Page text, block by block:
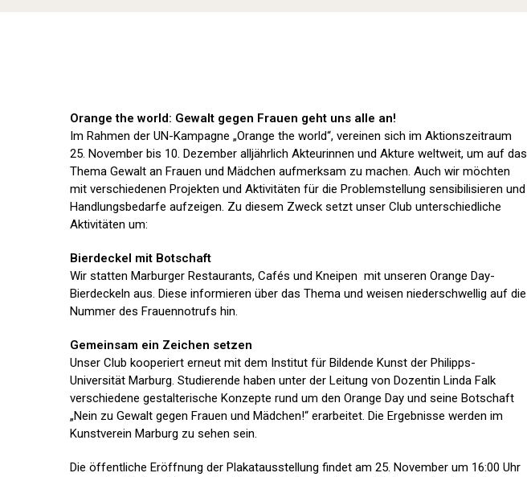
Orange the world: Gewalt gegen Frauen geht uns alle an!
Im Rahmen der UN-Kampagne „Orange the world“, vereinen sich im Aktionszeitraum
25. November bis 10. Dezember alljährlich Akteurinnen und Akture weltweit, um auf das
Thema Gewalt an Frauen und Mädchen aufmerksam zu machen. Auch wir möchten
mit verschiedenen Projekten und Aktivitäten für die Problemstellung sensibilisieren und
Handlungsbedarfe aufzeigen. Zu diesem Zweck setzt unser Club unterschiedliche
Aktivitäten um:
Bierdeckel mit Botschaft
Wir statten Marburger Restaurants, Cafés und Kneipen mit unseren Orange Day-
Bierdeckeln aus. Diese informieren über das Thema und weisen niederschwellig auf die
Nummer des Frauennotrufs hin.
Gemeinsam ein Zeichen setzen
Unser Club kooperiert erneut mit dem Institut für Bildende Kunst der Philipps-
Universität Marburg. Studierende haben unter der Leitung von Dozentin Linda Falk
verschiedene gestalterische Konzepte rund um den Orange Day und seine Botschaft
„Nein zu Gewalt gegen Frauen und Mädchen!“ erarbeitet. Die Ergebnisse werden im
Kunstverein Marburg zu sehen sein.
Die öffentliche Eröffnung der Plakatausstellung findet am 25. November um 16:00 Uhr